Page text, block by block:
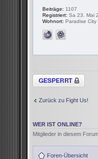
Beiträge: 1107
Registriert: Sa 23. Mai
Wohnort: Paradise City
Thema gesperrt
Zurück zu Fight Us!
WER IST ONLINE?
Mitglieder in diesem
Foren-Übersicht